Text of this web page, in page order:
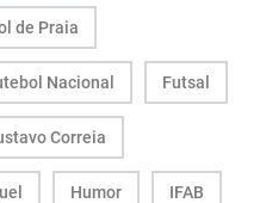
de Praia
Nacional Futsal
Correia
Humor IFAB